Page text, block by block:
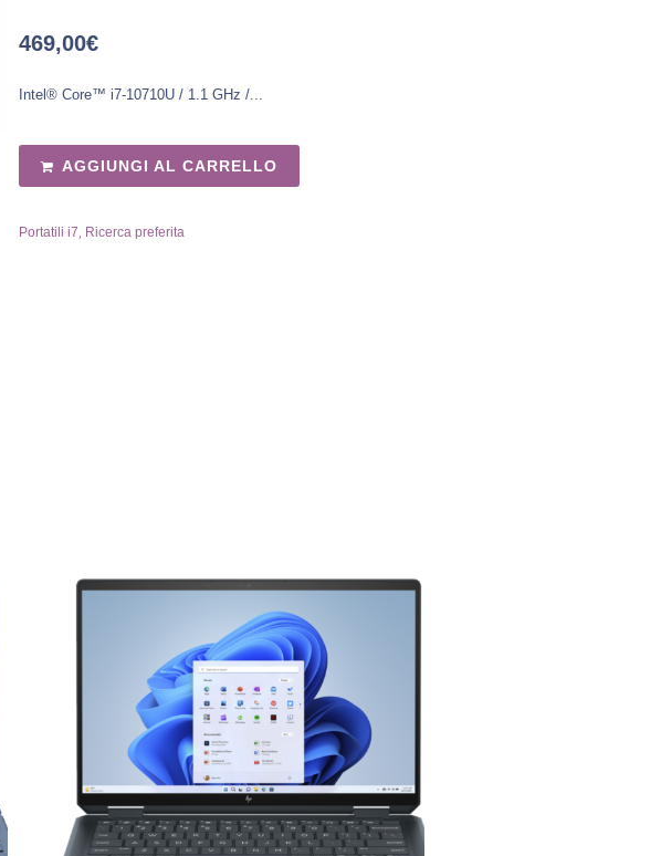
469,00€
Intel® Core™ i7-10710U / 1.1 GHz /...
AGGIUNGI AL CARRELLO
Portatili i7 Ricerca preferita